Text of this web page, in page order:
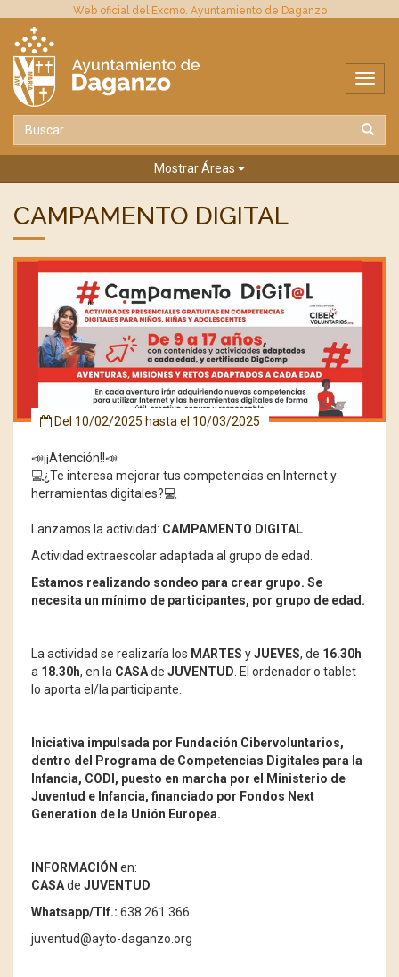
Web oficial del Excmo. Ayuntamiento de Daganzo
Mostrar Áreas
CAMPAMENTO DIGITAL
Del 10/02/2025 hasta el 10/03/2025
📣¡¡Atención!!📣
💻¿Te interesa mejorar tus competencias en Internet y
herramientas digitales?💻
Lanzamos la actividad: CAMPAMENTO DIGITAL
Actividad extraescolar adaptada al grupo de edad.
Estamos realizando sondeo para crear grupo. Se
necesita un mínimo de participantes, por grupo de edad.
La actividad se realizaría los MARTES yJUEVES, de 16.30h
a 18.30h, en la CASAde JUVENTUD . El ordenador o tablet
lo aporta el/la participante.
Iniciativa impulsada por Fundación Cibervoluntarios,
dentro del Programa de Competencias Digitales para la
Infancia, CODI, puesto en marcha por el Ministerio de
Juventud e Infancia, financiado por Fondos Next
Generation de la Unión Europea.
INFORMACIÓN en:
CASAde JUVENTUD
Whatsapp/Tlf.: 638.261.366
juventud@ayto-daganzo.org